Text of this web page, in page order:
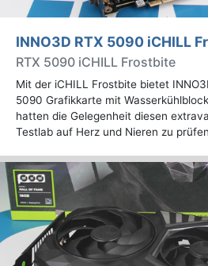
INNO3D RTX 5090 iCHILL
RTX 5090 iCHILL Frostbite
Mit der iCHILL Frostbite bietet
5090 Grafikkarte mit
hatten die Gelegenheit diesen
Testlab auf Herz und Nieren zu